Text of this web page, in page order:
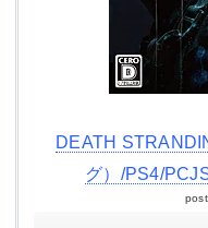
DEATH
グ）/PS4/